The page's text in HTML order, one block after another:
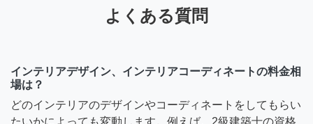
よくある質問
インテリアデザイン、インテリアコーディネートの料金相
場は？
どのインテリアのデザインやコーディネートをしてもらい
たいかによっても変動します。例えば、2級建築士の資格